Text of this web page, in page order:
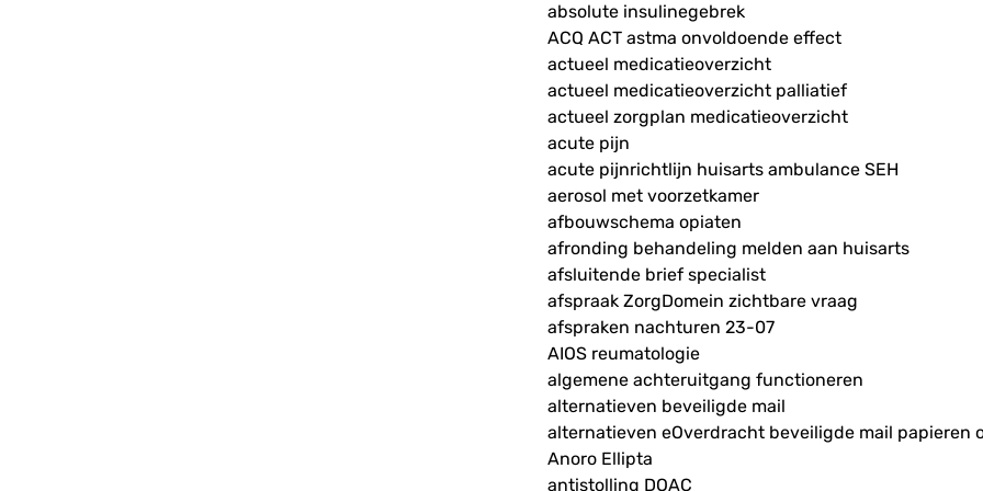
absolute insulinegebrek
ACQ ACT astma onvoldoende effect
actueel medicatieoverzicht
actueel medicatieoverzicht palliatief
actueel zorgplan medicatieoverzicht
acute pijn
acute pijnrichtlijn huisarts ambulance SEH
aerosol met voorzetkamer
afbouwschema opiaten
afronding behandeling melden aan huisarts
afsluitende brief specialist
afspraak ZorgDomein zichtbare vraag
afspraken nachturen 23-07
AIOS reumatologie
algemene achteruitgang functioneren
alternatieven beveiligde mail
alternatieven eOverdracht beveiligde mail papieren
Anoro Ellipta
antistolling DOAC